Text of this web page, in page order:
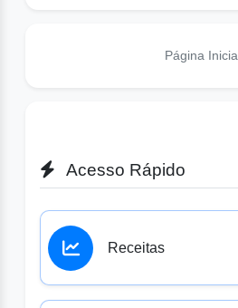
Página Inicial
Acesso Rápido
Receitas